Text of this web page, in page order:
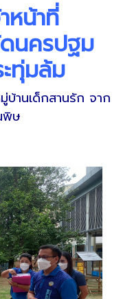
หน้าที่
นครปฐม
ทุ่มล้ม
บ้านเด็กสานรัก จาก
พิษ